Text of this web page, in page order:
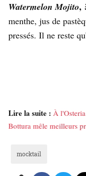
Watermelon Mojito,
menthe, jus de
pressés. Il ne reste
Lire la suite : À
Bottura mêle meilleurs
mocktail